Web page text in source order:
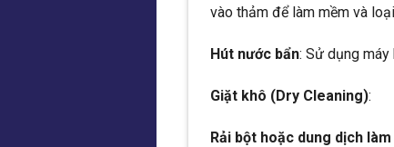
vào thảm để làm mềm và
Hút nước bẩn: Sử dụng
Giặt khô (Dry Cleaning):
Rải bột hoặc dung dịch